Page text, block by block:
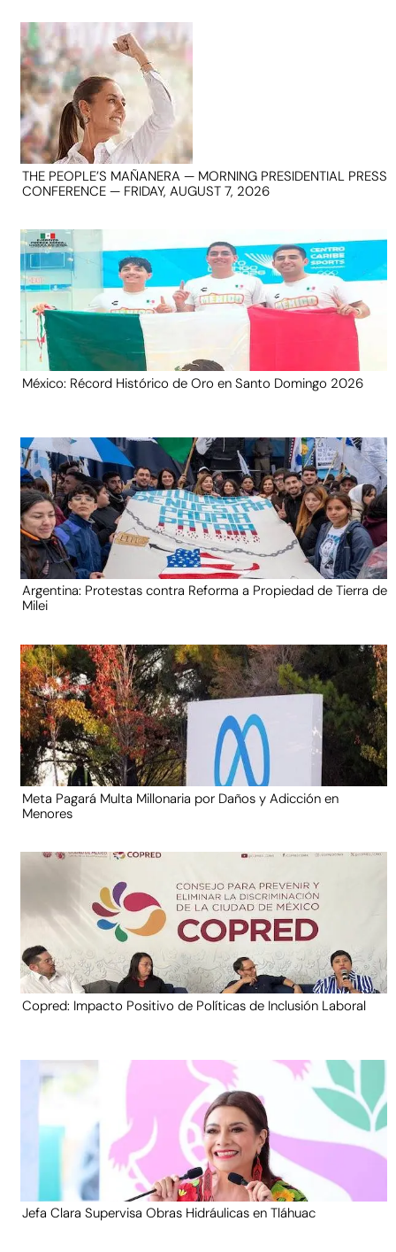
THE PEOPLE’S MAÑANERA — MORNING PRESIDENTIAL PRESS
CONFERENCE — FRIDAY, AUGUST 7, 2026
México: Récord Histórico de Oro en Santo Domingo 2026
Argentina: Protestas contra Reforma a Propiedad de Tierra de
Milei
Meta Pagará Multa Millonaria por Daños y Adicción en
Menores
Copred: Impacto Positivo de Políticas de Inclusión Laboral
Jefa Clara Supervisa Obras Hidráulicas en Tláhuac